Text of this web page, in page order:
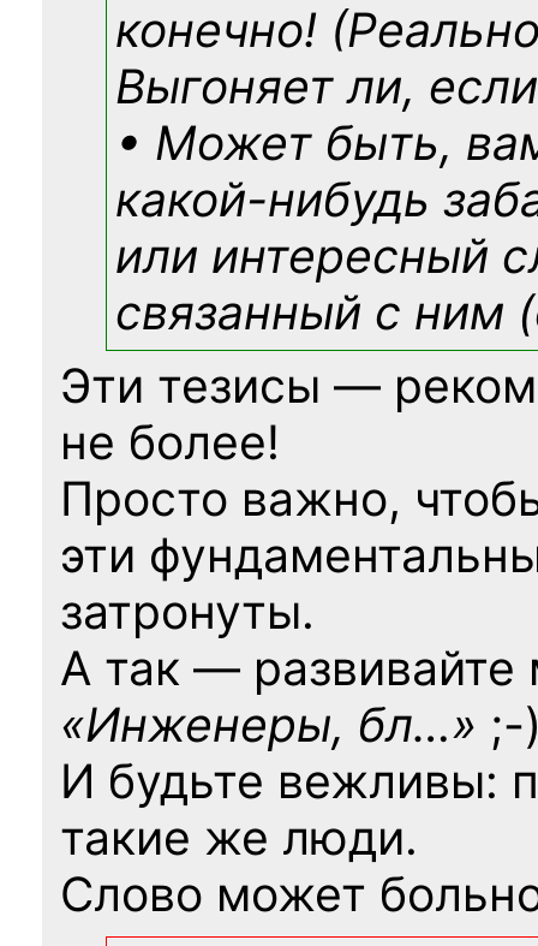
конечно!
Выгоняет ли,
• Может быть,
какой-нибудь
или интересный
связанный с ним
Эти тезисы —
не более!
Просто важно,
эти
затронуты.
А так — развивайте
«Инженеры, бл…» ;-
И будьте вежливы:
такие же люди.
Слово может